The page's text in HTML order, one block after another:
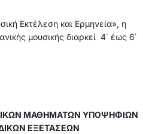
Εκτέλεση και Ερμηνεία», η
μουσικής διαρκεί 4΄ έως 6΄
ΜΑΘΗΜΑΤΩΝ ΥΠΟΨΗΦΙΩΝ
ΕΞΕΤΑΣΕΩΝ